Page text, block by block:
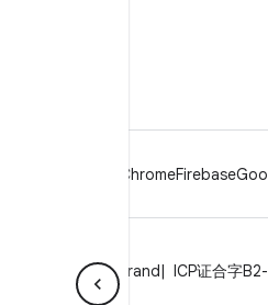
ChromeFirebase
Linee guida per il brand ICP证合字